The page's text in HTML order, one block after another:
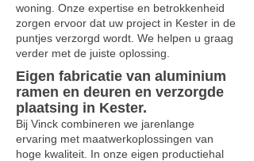
woning. Onze expertise en betrokkenheid
zorgen ervoor dat uw project in Kester in de
puntjes verzorgd wordt. We helpen u graag
verder met de juiste oplossing.
Eigen fabricatie van aluminium
ramen en deuren en verzorgde
plaatsing in Kester.
Bij Vinck combineren we jarenlange
ervaring met maatwerkoplossingen van
hoge kwaliteit. In onze eigen productiehal